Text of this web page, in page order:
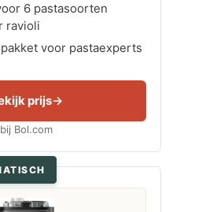
6 pastasoorten
ravioli
voor pastaexperts
prijs
bij Bol.com